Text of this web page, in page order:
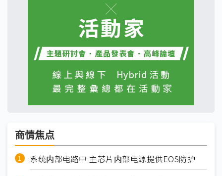
商情焦点
系统内部电路中 主芯片内部电源提供EOS防护